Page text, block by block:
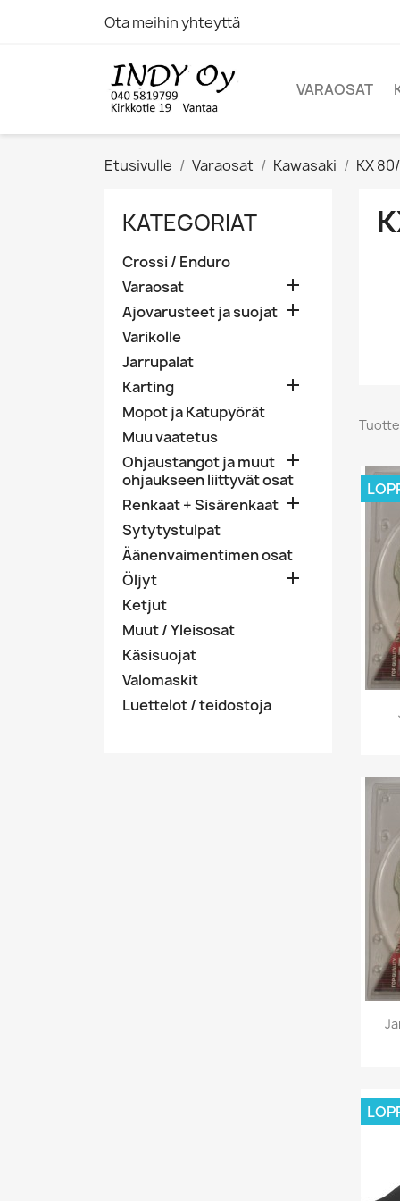
Ota meihin yhteyttä
VARAOSAT
Etusivulle Varaosat Kawasaki KX
KATEGORIAT
Crossi / Enduro
Varaosat

Ajovarusteet ja suojat 
Varikolle
Jarrupalat
Karting

Mopot ja Katupyörät
Muu vaatetus
Ohjaustangot ja muut
ohjaukseen liittyvät osat

Renkaat + Sisärenkaat 
Sytytystulpat
Äänenvaimentimen osat
Öljyt

Ketjut
Muut / Yleisosat
Käsisuojat
Valomaskit
Luettelot / teidostoja